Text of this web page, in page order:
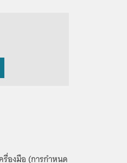
รื่องมือ (การกำหนด